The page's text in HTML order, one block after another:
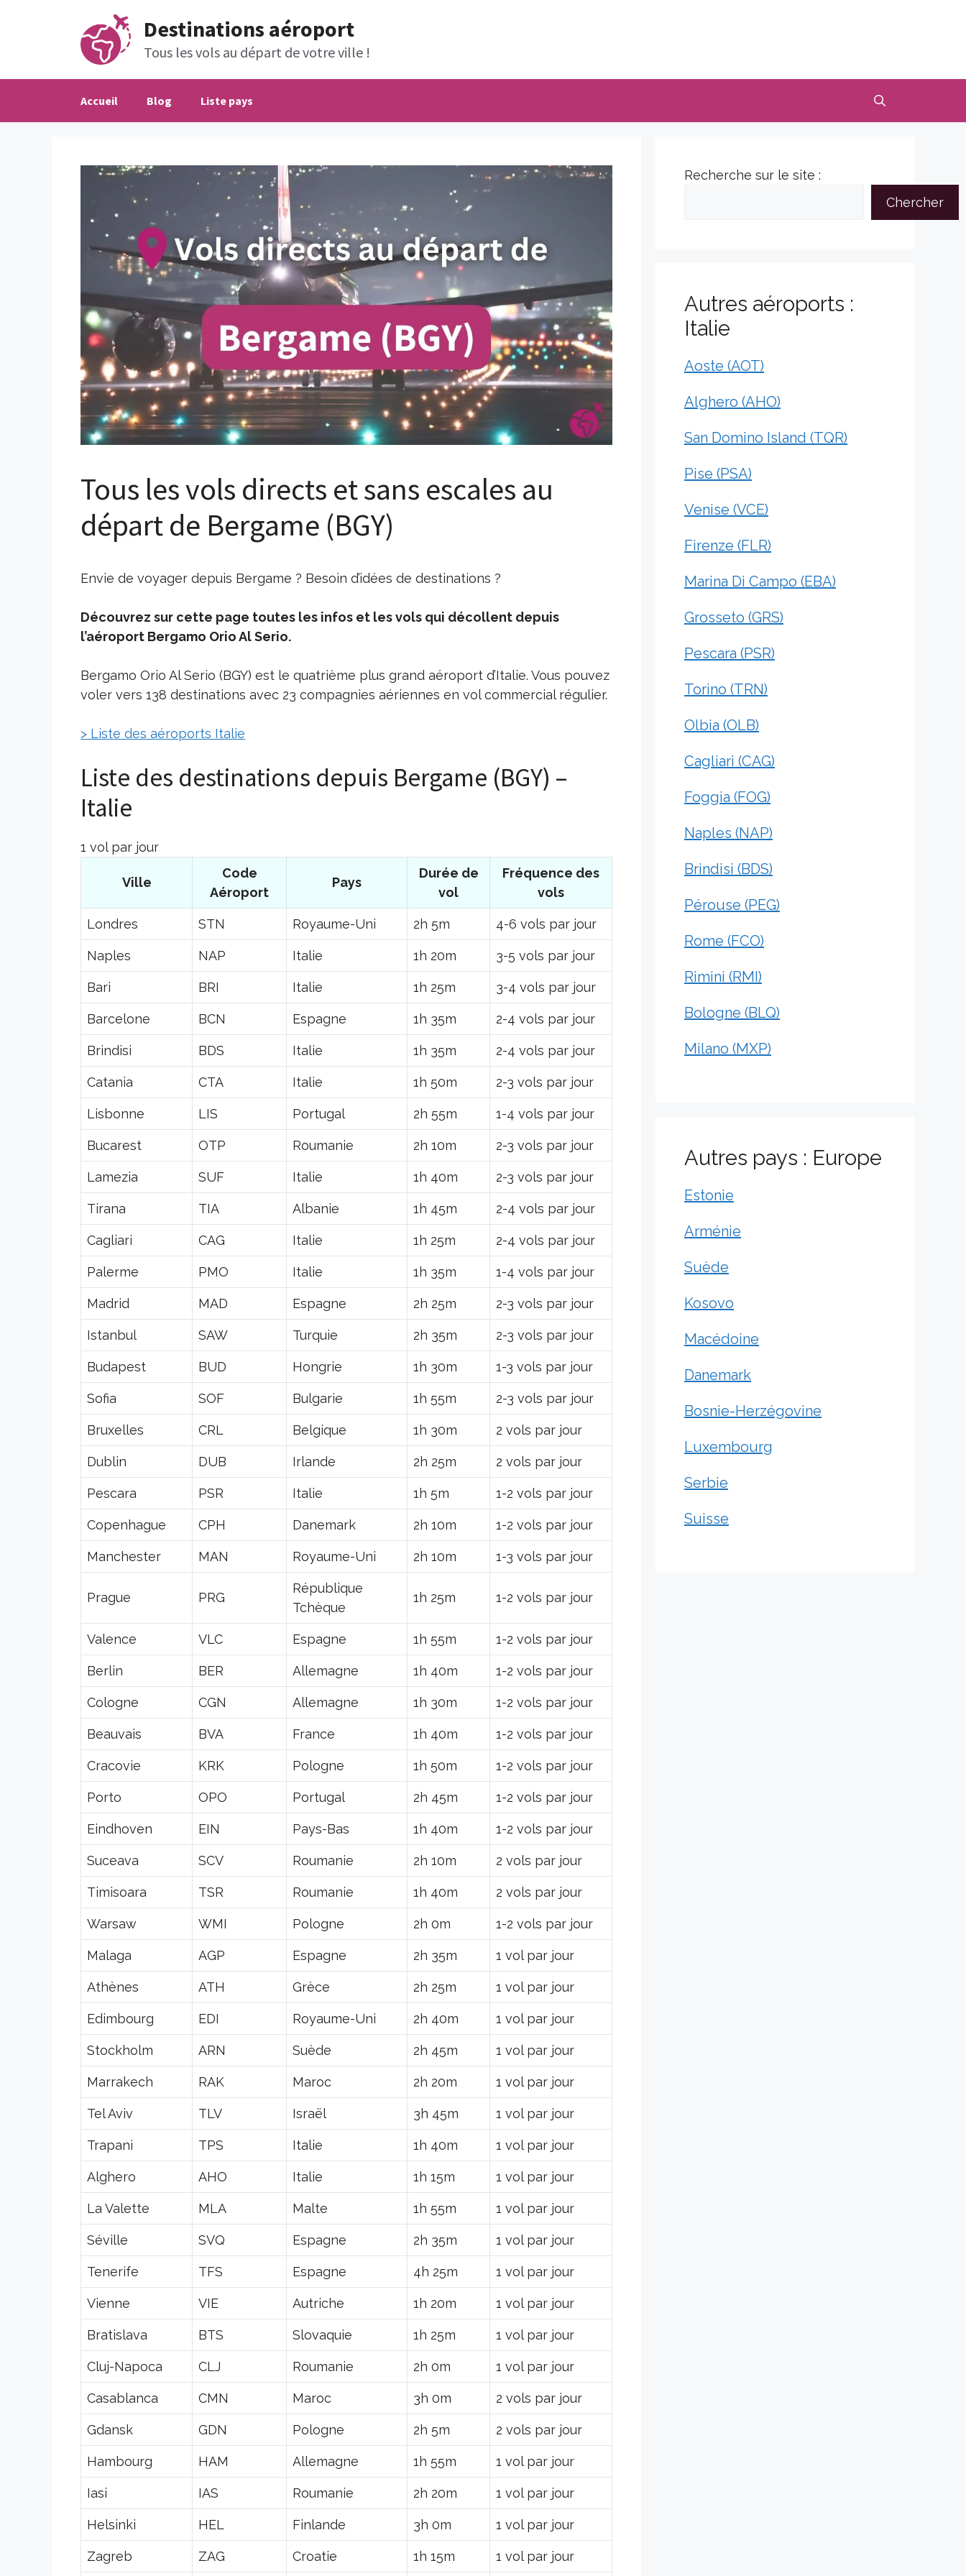
Destinations aéroport
Tous les vols au départ de votre ville !
Accueil Blog Liste pays
Tous les vols directs et sans escales au
départ de Bergame (BGY)
Envie de voyager depuis Bergame ? Besoin d’idées de destinations ?
Découvrez sur cette page toutes les infos et les vols qui décollent depuis
l’aéroport Bergamo Orio Al Serio.
Bergamo Orio Al Serio (BGY) est le quatrième plus grand aéroport d’Italie. Vous pouvez
voler vers 138 destinations avec 23 compagnies aériennes en vol commercial régulier.
> Liste des aéroports Italie
Liste des destinations depuis Bergame (BGY) –
Italie
1 vol par jour
Ville
Code
Aéroport
Pays
Durée de
vol
Fréquence des
vols
Londres STN Royaume-Uni 2h 5m 4-6 vols par jour
Naples NAP Italie 1h 20m 3-5 vols par jour
Bari BRI Italie 1h 25m 3-4 vols par jour
Barcelone BCN Espagne 1h 35m 2-4 vols par jour
Brindisi BDS Italie 1h 35m 2-4 vols par jour
Catania CTA Italie 1h 50m 2-3 vols par jour
Lisbonne LIS Portugal 2h 55m 1-4 vols par jour
Bucarest OTP Roumanie 2h 10m 2-3 vols par jour
Lamezia SUF Italie 1h 40m 2-3 vols par jour
Tirana TIA Albanie 1h 45m 2-4 vols par jour
Cagliari CAG Italie 1h 25m 2-4 vols par jour
Palerme PMO Italie 1h 35m 1-4 vols par jour
Madrid MAD Espagne 2h 25m 2-3 vols par jour
Istanbul SAW Turquie 2h 35m 2-3 vols par jour
Budapest BUD Hongrie 1h 30m 1-3 vols par jour
Sofia SOF Bulgarie 1h 55m 2-3 vols par jour
Bruxelles CRL Belgique 1h 30m 2 vols par jour
Dublin DUB Irlande 2h 25m 2 vols par jour
Pescara PSR Italie 1h 5m 1-2 vols par jour
Copenhague CPH Danemark 2h 10m 1-2 vols par jour
Manchester MAN Royaume-Uni 2h 10m 1-3 vols par jour
Prague PRG
République
Tchèque
1h 25m 1-2 vols par jour
Valence VLC Espagne 1h 55m 1-2 vols par jour
Berlin BER Allemagne 1h 40m 1-2 vols par jour
Cologne CGN Allemagne 1h 30m 1-2 vols par jour
Beauvais BVA France 1h 40m 1-2 vols par jour
Cracovie KRK Pologne 1h 50m 1-2 vols par jour
Porto OPO Portugal 2h 45m 1-2 vols par jour
Eindhoven EIN Pays-Bas 1h 40m 1-2 vols par jour
Suceava SCV Roumanie 2h 10m 2 vols par jour
Timisoara TSR Roumanie 1h 40m 2 vols par jour
Warsaw WMI Pologne 2h 0m 1-2 vols par jour
Malaga AGP Espagne 2h 35m 1 vol par jour
Athènes ATH Grèce 2h 25m 1 vol par jour
Edimbourg EDI Royaume-Uni 2h 40m 1 vol par jour
Stockholm ARN Suède 2h 45m 1 vol par jour
Marrakech RAK Maroc 2h 20m 1 vol par jour
Tel Aviv TLV Israël 3h 45m 1 vol par jour
Trapani TPS Italie 1h 40m 1 vol par jour
Alghero AHO Italie 1h 15m 1 vol par jour
La Valette MLA Malte 1h 55m 1 vol par jour
Séville SVQ Espagne 2h 35m 1 vol par jour
Tenerife TFS Espagne 4h 25m 1 vol par jour
Vienne VIE Autriche 1h 20m 1 vol par jour
Bratislava BTS Slovaquie 1h 25m 1 vol par jour
Cluj-Napoca CLJ Roumanie 2h 0m 1 vol par jour
Casablanca CMN Maroc 3h 0m 2 vols par jour
Gdansk GDN Pologne 2h 5m 2 vols par jour
Hambourg HAM Allemagne 1h 55m 1 vol par jour
Iasi IAS Roumanie 2h 20m 1 vol par jour
Helsinki HEL Finlande 3h 0m 1 vol par jour
Zagreb ZAG Croatie 1h 15m 1 vol par jour
Recherche sur le site :
Chercher
Autres aéroports :
Italie
Aoste (AOT)
Alghero (AHO)
San Domino Island (TQR)
Pise (PSA)
Venise (VCE)
Firenze (FLR)
Marina Di Campo (EBA)
Grosseto (GRS)
Pescara (PSR)
Torino (TRN)
Olbia (OLB)
Cagliari (CAG)
Foggia (FOG)
Naples (NAP)
Brindisi (BDS)
Pérouse (PEG)
Rome (FCO)
Rimini (RMI)
Bologne (BLQ)
Milano (MXP)
Autres pays : Europe
Estonie
Arménie
Suède
Kosovo
Macédoine
Danemark
Bosnie-Herzégovine
Luxembourg
Serbie
Suisse